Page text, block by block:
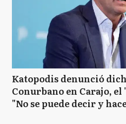
Katopodis denunció
Conurbano en Carajo, el
"No se puede decir y